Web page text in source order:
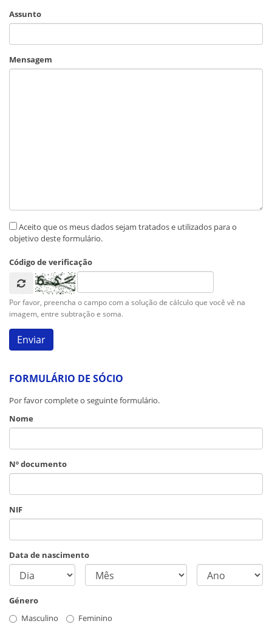
Assunto
Mensagem
Aceito que os meus dados sejam tratados e utilizados para o
objetivo deste formulário.
Código de verificação
Por favor, preencha o campo com a solução de cálculo que você vê na
imagem, entre subtração e soma.
FORMULÁRIO DE SÓCIO
Por favor complete o seguinte formulário.
Nome
Nº documento
NIF
Data de nascimento
Género
Masculino
Feminino